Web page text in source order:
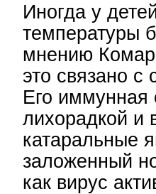
Иногда у
температуры
мнению
это связано
Его иммунная
лихорадкой и
катаральные
заложенный
как вирус